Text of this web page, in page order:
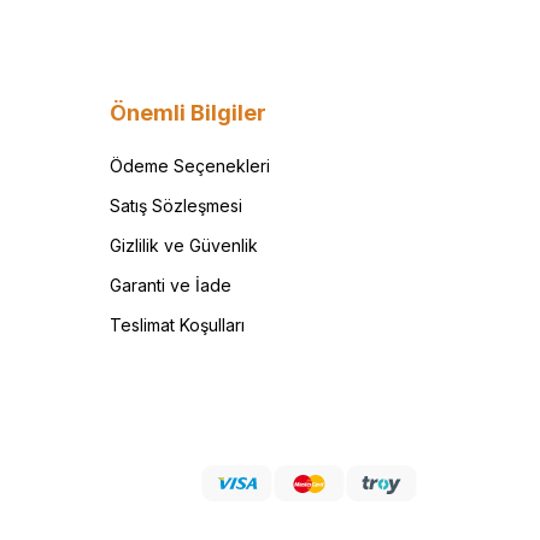
Önemli Bilgiler
Ödeme Seçenekleri
Satış Sözleşmesi
Gizlilik ve Güvenlik
Garanti ve İade
Teslimat Koşulları